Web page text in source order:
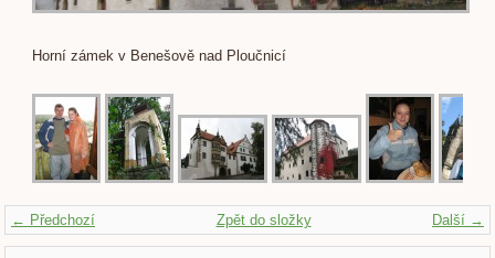
Horní zámek v Benešově nad Ploučnicí
← Předchozí Další →
Zpět do složky